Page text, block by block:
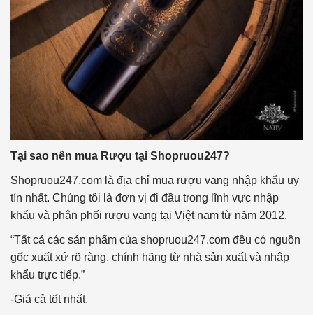
Tại sao nên mua Rượu tại Shopruou247?
Shopruou247.com là địa chỉ mua rượu vang nhập khẩu uy
tín nhất. Chúng tôi là đơn vị đi đầu trong lĩnh vực nhập
khẩu và phân phối rượu vang tại Việt nam từ năm 2012.
“Tất cả các sản phẩm của shopruou247.com đều có nguồn
gốc xuất xứ rõ ràng, chính hãng từ nhà sản xuất và nhập
khẩu trực tiếp.”
-Giá cả tốt nhất.